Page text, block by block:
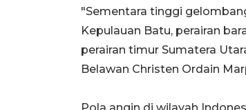
"Sementara tinggi
Kepulauan Batu, perairan
perairan timur Sumatera
Belawan Christen Ordain
Pola angin di wilayah